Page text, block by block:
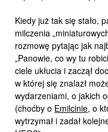
Kiedy już tak się stało,
milczenia
rozmowę pytając jak
„Panowie, co wy tu
ciele ukłucia i zaczął
w której się znalazł
wydarzeniami, o jakich
(choćby o Emilcinie, o
wytrzymał i zadał